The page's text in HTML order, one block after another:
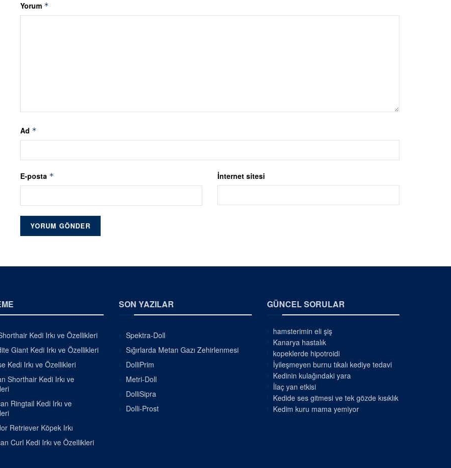
Yorum *
Ad *
E-posta * İnternet sitesi
Kedi Irkı ve Özellikleri
Giant Kedi Irkı ve Özellikleri
Kedi Irkı ve Özellikleri
Shorthair Kedi Irkı ve
Ringtail Kedi Irkı ve
Retriever Köpek Irkı
Curl Kedi Irkı ve Özellikleri
SON YAZILAR
Spektra-Doll
Sığırlarda Metan Gazı Zehirlenmesi
DolliPrim
Metri-Doll
DolliSipra
Dolli-Prost
GÜNCEL SORULAR
hamsterimin eli şiş
Kanarya hastalık
kopeklerde hipotroidi
İyileşmeyen burnu tıkalı kediye tedavi
Kedinin kulağındaki yara
İlaç yan etkisi
Kedide ses gitmesi ve tek gözde kısıklık
Kedim kuru mama yemiyor